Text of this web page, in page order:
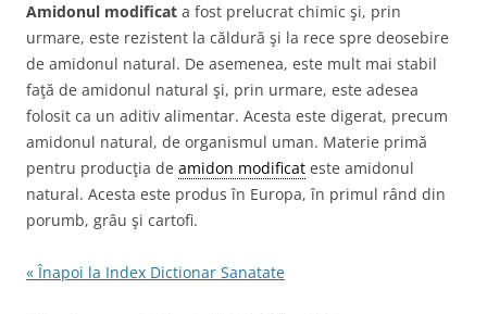
Amidonul modificat a fost prelucrat chimic şi, prin
urmare, este rezistent la căldură şi la rece spre deosebire
de amidonul natural. De asemenea, este mult mai stabil
faţă de amidonul natural şi, prin urmare, este adesea
folosit ca un aditiv alimentar. Acesta este digerat, precum
amidonul natural, de organismul uman. Materie primă
pentru producţia de amidon modificat este amidonul
natural. Acesta este produs în Europa, în primul rând din
porumb, grâu şi cartofi.
« Înapoi la Index Dictionar Sanatate